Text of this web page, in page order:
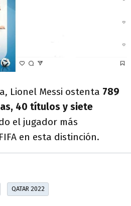
Lionel Messi ostenta 789
40 títulos y siete
el jugador más
en esta distinción.
QATAR 2022